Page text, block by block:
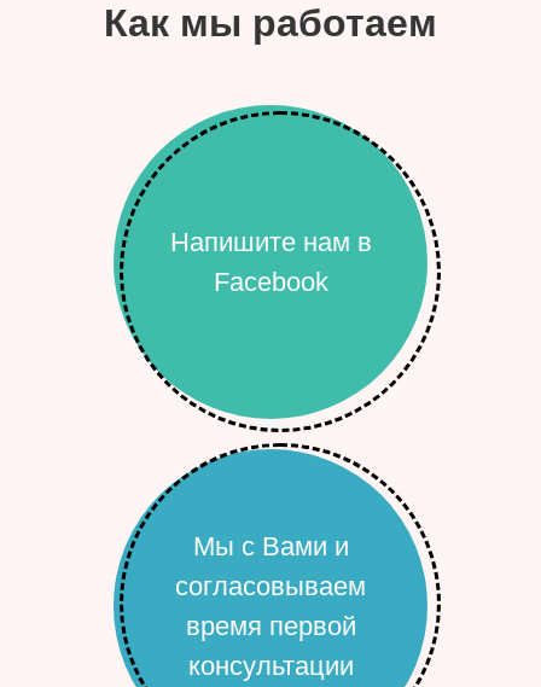
Как мы работаем
Напишите нам в
Facebook
Мы с Вами и
согласовываем
время первой
консультации